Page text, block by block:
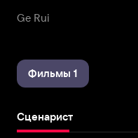
Ge Rui
Фильмы 1
Сценарист